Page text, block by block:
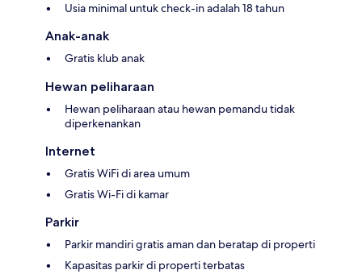
Usia minimal untuk check-in adalah 18 tahun
Anak-anak
Gratis klub anak
Hewan peliharaan
Hewan peliharaan atau hewan pemandu tidak
diperkenankan
Internet
Gratis WiFi di area umum
Gratis Wi-Fi di kamar
Parkir
Parkir mandiri gratis aman dan beratap di properti
Kapasitas parkir di properti terbatas